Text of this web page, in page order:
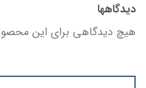
دیدگاهها
هیچ دیدگاهی برای این